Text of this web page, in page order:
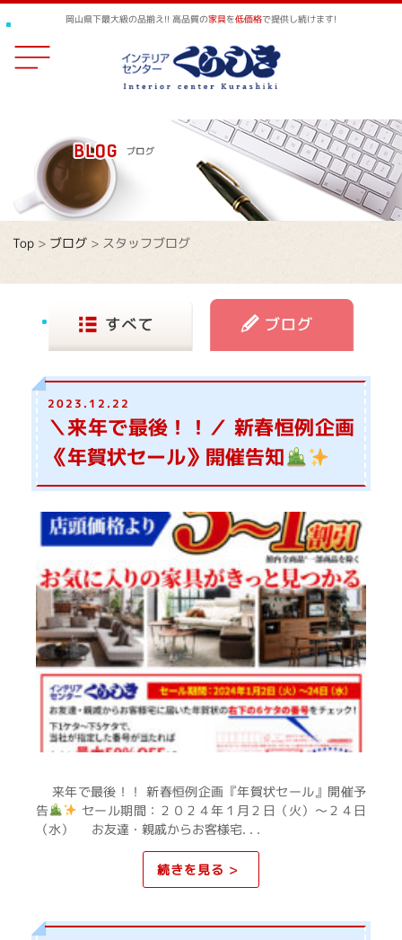
岡山県下最大級の品揃え!! 高品質の家具を低価格で提供し続けます!
Top > ブログ > スタッフブログ
2023.12.22
＼来年で最後！！／ 新春恒例企画
《年賀状セール》開催告知
来年で最後！！ 新春恒例企画『年賀状セール』開催予
告
セール期間：２０２４年１月２日（火）～２４日
（水） お友達・親戚からお客様宅. . .
続きを見る >